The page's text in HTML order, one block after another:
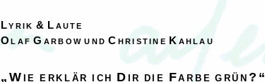
Lyrik & Laute
Olaf Garbow und Christine Kahlau
„Wie erklär ich Dir die Farbe grün?“